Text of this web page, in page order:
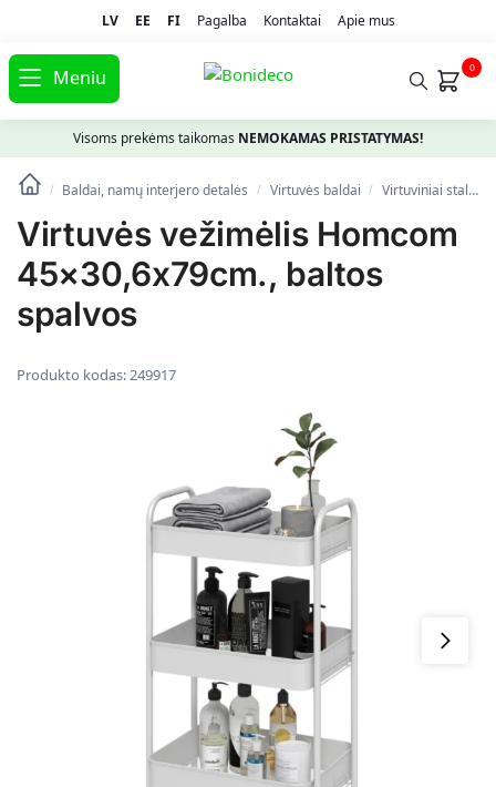
LV EE FI Pagalba Kontaktai Apie mus
Meniu 0
Visoms prekėms taikomas NEMOKAMAS PRISTATYMAS!
/ Baldai, namų interjero detalės / Virtuvės baldai / Virtuviniai stalai, valgomojo ir baro staliukai
Virtuvės vežimėlis Homcom
45×30,6x79cm., baltos
spalvos
Produkto kodas:249917